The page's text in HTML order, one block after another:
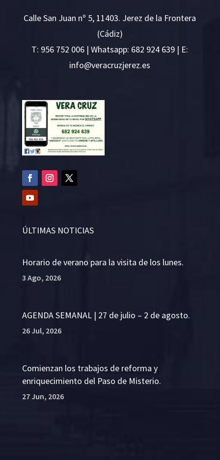
Calle San Juan nº 5, 11403. Jerez de la Frontera
(Cádiz)
T: 956 752 006 | Whatsapp: 682 924 639 | E:
se.ze
rejzu
rcare
v@ofn
i
ÚLTIMAS NOTICIAS
Horario de verano para la visita de los lunes.
3 Ago, 2026
AGENDA SEMANAL | 27 de julio – 2 de agosto.
26 Jul, 2026
Comienzan los trabajos de reforma y
enriquecimiento del Paso de Misterio.
27 Jun, 2026